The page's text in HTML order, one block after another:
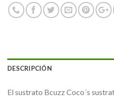
DESCRIPCIÓN
El sustrato Bcuzz Coco´s